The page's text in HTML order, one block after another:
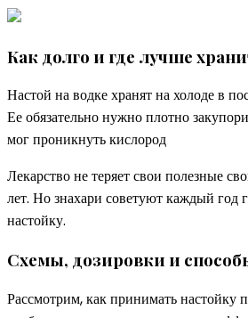
Как долго и где лучше
Настой на водке хранят на холоде в
Ее обязательно нужно плотно
мог проникнуть кислород
Лекарство не теряет свои полезные
лет. Но знахари советуют каждый год
настойку.
Схемы, дозировки и
Рассмотрим, как принимать настойку